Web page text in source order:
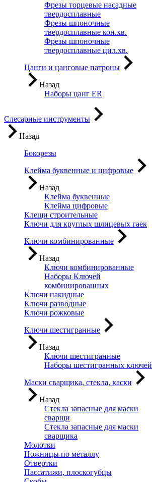
Фрезы торцевые насадные
твердосплавные
Фрезы шпоночные
твердосплавные кон.хв.
Фрезы шпоночные
твердосплавные цил.хв.
Цанги и цанговые патроны
Назад
Наборы цанг ER
Слесарные инструменты
Назад
Бокорезы
Клейма буквенные и цифровые
Назад
Клейма буквенные
Клейма цифровые
Клещи строительные
Ключи для круглых шлицевых гаек
Ключи комбинированные
Назад
Ключи комбинированные
Наборы Ключей
комбинированных
Ключи накидные
Ключи разводные
Ключи рожковые
Ключи шестигранные
Назад
Ключи шестигранные
Наборы шестигранных ключей
Маски сварщика, стекла, каски
Назад
Стекла запасные для маски
сварщи
Стекла запасные для маски
сварщика
Молотки
Ножницы по металлу
Отвертки
Пассатижи, плоскогубцы